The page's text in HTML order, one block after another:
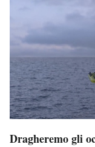
Dragheremo gli